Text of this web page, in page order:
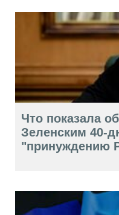
Что показала
Зеленским 40-
"принуждению